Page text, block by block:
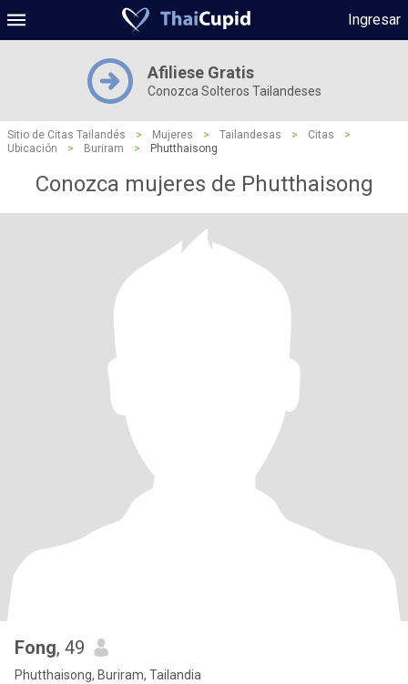
Ingresar
Afiliese Gratis
Conozca Solteros Tailandeses
Sitio de Citas Tailandés > Mujeres > Tailandesas > Citas
>
Ubicación
> Buriram > Phutthaisong
Conozca mujeres de Phutthaisong
Fong, 49
Phutthaisong, Buriram, Tailandia